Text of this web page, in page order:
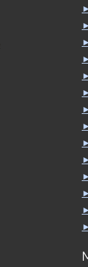
►
►
►
►
►
►
►
►
►
►
►
►
►
►